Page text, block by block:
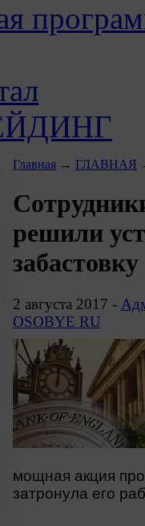
Главная → ГЛАВНАЯ
решили
забастовку
2 августа 2017 -
OSOBYE RU
мощная акция
затронула его